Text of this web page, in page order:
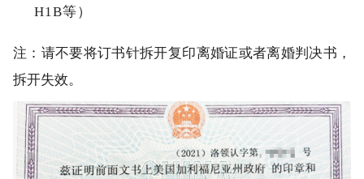
H1B等）
注：请不要将订书针拆开复印离婚证或者离婚判决书，
拆开失效。